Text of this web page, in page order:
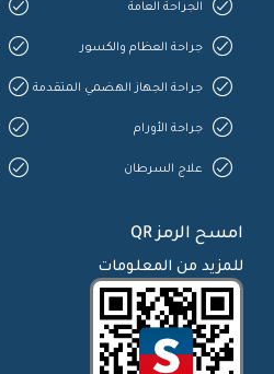
الجراحة العامة
جراحة العظام والكسور
جراحة الجهاز الهضمي المتقدمة
جراحة الأورام
علاج السرطان
امسح الرمز QR
للمزيد من المعلومات